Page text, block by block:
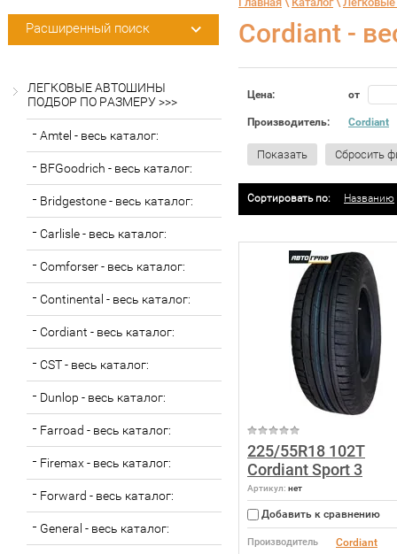
Cordiant -
Цена: от
Производитель: Cordiant
Показать Сбросить
Сортировать по: Названию
225/55R18 102T
Cordiant Sport 3
Артикул: нет
Добавить к сравнению
Производитель Cordiant
Расширенный поиск
ЛЕГКОВЫЕ АВТОШИНЫ
ПОДБОР ПО РАЗМЕРУ >>>
Amtel - весь каталог:
BFGoodrich - весь каталог:
Bridgestone - весь каталог:
Carlisle - весь каталог:
Comforser - весь каталог:
Continental - весь каталог:
Cordiant - весь каталог:
CST - весь каталог:
Dunlop - весь каталог:
Farroad - весь каталог:
Firemax - весь каталог:
Forward - весь каталог:
General - весь каталог: